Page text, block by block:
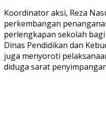
Koordinator aksi, Reza
perkembangan
perlengkapan sekolah
Dinas Pendidikan dan
juga menyoroti
diduga sarat